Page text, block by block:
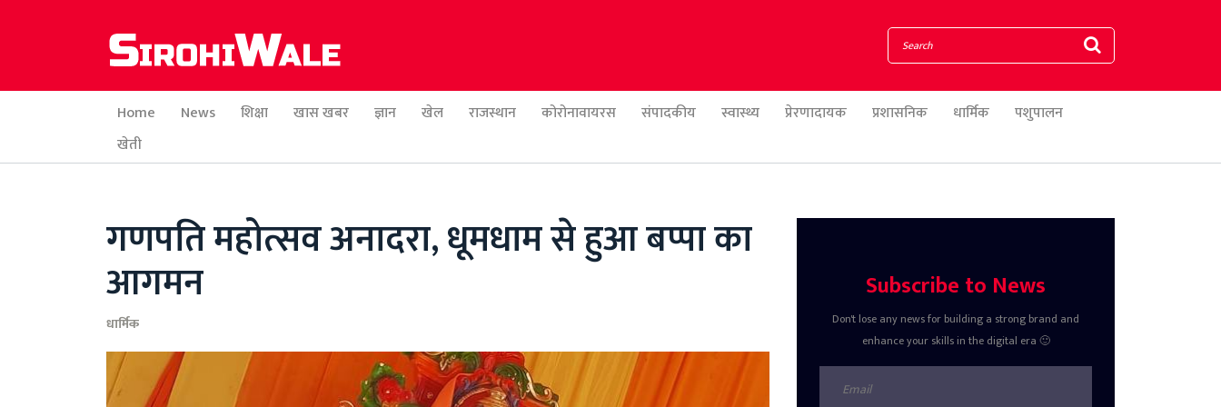
Home News शिक्षा खास खबर ज्ञान खेल राजस्थान कोरोनावायरस संपादकीय स्वास्थ्य प्रेरणादायक प्रशासनिक धार्मिक
पशुपालन
खेती
गणपति महोत्सव अनादरा, धूमधाम से हुआ बप्पा का
आगमन
धार्मिक
Subscribe to News
Don't lose any news for building a strong brand and
enhance your skills in the digital era 🙂